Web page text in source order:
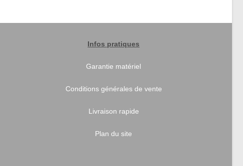
Infos pratiques
Garantie matériel
Conditions générales de vente
Livraison rapide
Plan du site